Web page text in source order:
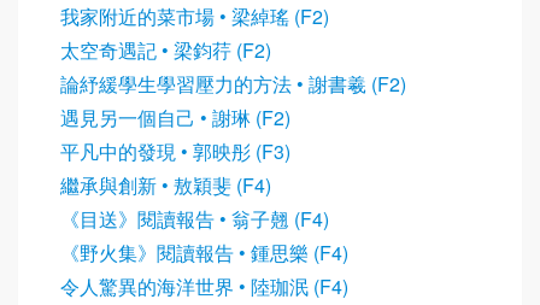
我家附近的菜市場 • 梁綽瑤 (F2)
太空奇遇記 • 梁鈞荇 (F2)
論紓緩學生學習壓力的方法 • 謝書羲 (F2)
遇見另一個自己 • 謝琳 (F2)
平凡中的發現 • 郭映彤 (F3)
繼承與創新 • 敖穎斐 (F4)
《目送》閱讀報告 • 翁子翹 (F4)
《野火集》閱讀報告 • 鍾思樂 (F4)
令人驚異的海洋世界 • 陸珈泯 (F4)